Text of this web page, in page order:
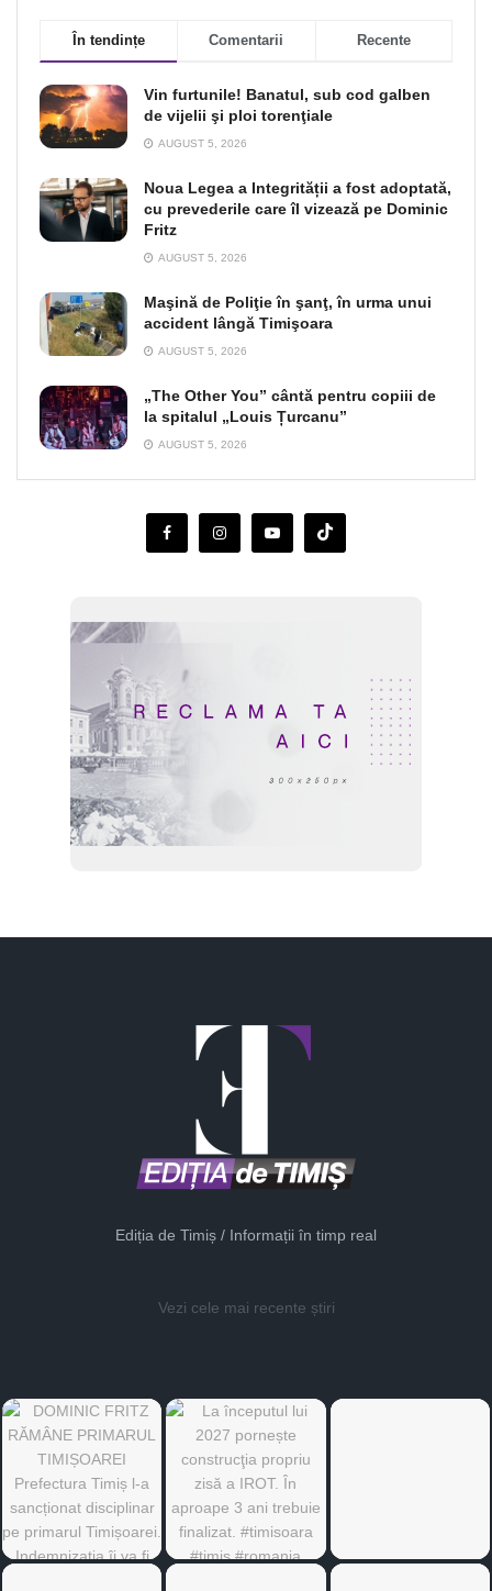
În tendințe Comentarii Recente
Vin furtunile! Banatul, sub cod galben
de vijelii şi ploi torenţiale
AUGUST 5, 2026
Noua Legea a Integrității a fost adoptată,
cu prevederile care îl vizează pe Dominic
Fritz
AUGUST 5, 2026
Maşină de Poliţie în şanţ, în urma unui
accident lângă Timişoara
AUGUST 5, 2026
„The Other You” cântă pentru copiii de
la spitalul „Louis Țurcanu”
AUGUST 5, 2026
Ediția de Timiș / Informații în timp real
Vezi cele mai recente știri